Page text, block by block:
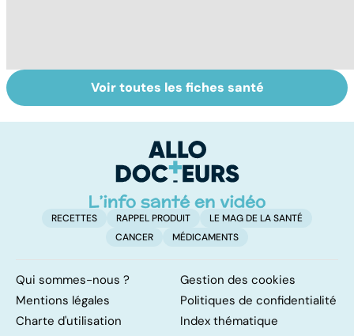
Le magnésium,
un oligo-élément
Intestin irritable :
le régime
solution ?
Voir toutes les fiches santé
RECETTES RAPPEL PRODUIT
LE MAG DE LA SANTÉ
CANCER
MÉDICAMENTS
Qui sommes-nous ?
Gestion des cookies
Mentions légales
Politiques de confidentialité
Charte d'utilisation
Index thématique